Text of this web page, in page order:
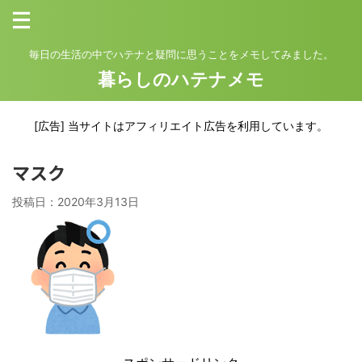
毎日の生活の中でハテナと疑問に思うことをメモしてみました。
暮らしのハテナメモ
[広告] 当サイトはアフィリエイト広告を利用しています。
マスク
投稿日： 2020年3月13日